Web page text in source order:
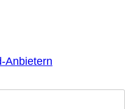
Anbietern